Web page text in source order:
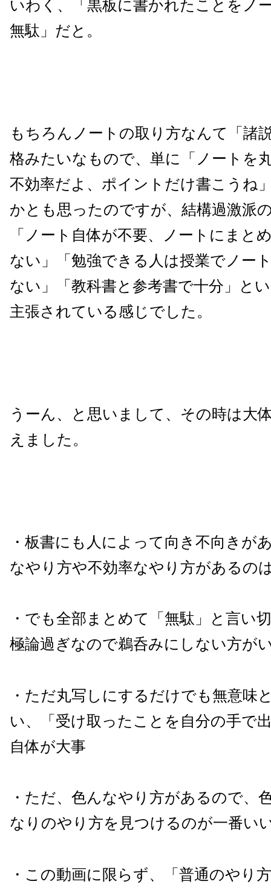
いわく、「黒板に書かれたことをノ
無駄」だと。
もちろんノートの取り方なんて「諸
格みたいなもので、単に「ノートを
不効率だよ、ポイントだけ書こうね
かとも思ったのですが、結構過激派
「ノート自体が不要、ノートにまと
ない」「勉強できる人は授業でノー
ない」「教科書と参考書で十分」と
主張されている感じでした。
うーん、と思いまして、その時は大
えました。
・板書にも人によって向き不向きが
なやり方や不効率なやり方があるの
・でも全部まとめて「無駄」と言い
極論過ぎなので鵜呑みにしない方が
・ただ丸写しにするだけでも無意味
い、「受け取ったことを自分の手で
自体が大事
・ただ、色んなやり方があるので、
なりのやり方を見つけるのが一番い
・この動画に限らず、「普通のやり